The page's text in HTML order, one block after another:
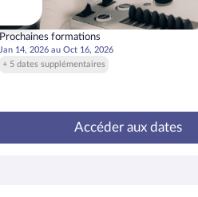
Prochaines formations
Jan 14, 2026 auOct 16, 2026
+ 5 dates supplémentaires
Accéder aux dates